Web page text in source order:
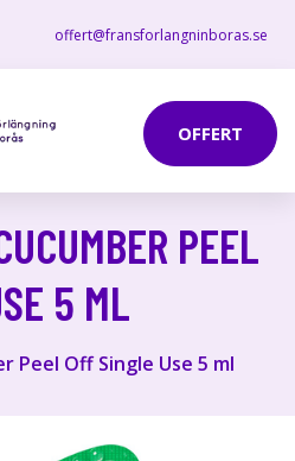
offert@fransforlangninboras.se
OFFERT
PEEL
5 ML
Peel Off Single Use 5 ml